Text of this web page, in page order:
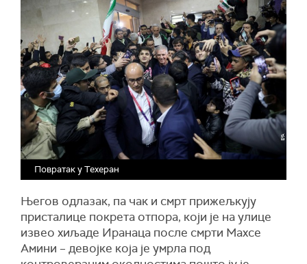
Повратак у Техеран
Његов одлазак, па чак и смрт прижељкују
присталице покрета отпора, који је на улице
извео хиљаде Иранаца после смрти Махсе
Амини – девојке која је умрла под